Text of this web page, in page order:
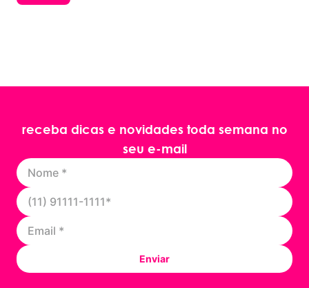
receba dicas e novidades toda semana no
seu e-mail
Enviar